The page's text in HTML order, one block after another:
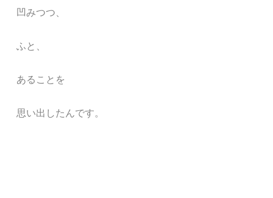
凹みつつ、
ふと、
あることを
思い出したんです。